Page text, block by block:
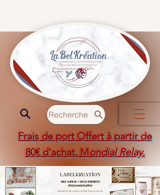
Recherche
Frais de port Offert à partir de
80€ d'achat. Mondial Relay.